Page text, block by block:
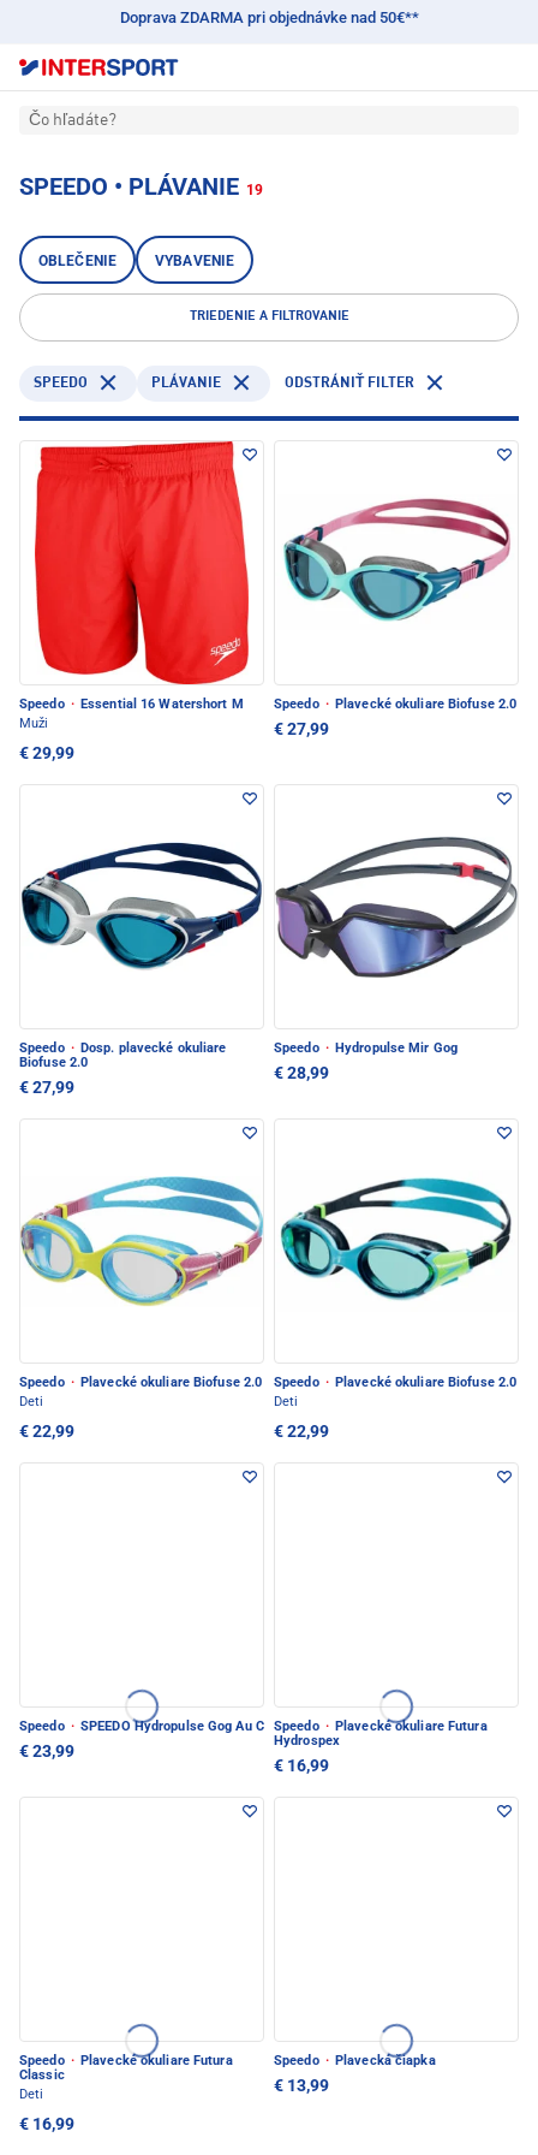
Doprava ZDARMA pri objednávke nad 50€**
Čo hľadáte?
SPEEDO • PLÁVANIE 19
OBLEČENIE VYBAVENIE
TRIEDENIE A FILTROVANIE
SPEEDO PLÁVANIE ODSTRÁNIŤ FILTER
Speedo · Essential 16 Watershort M
Muži
€ 29,99
Speedo · Plavecké okuliare Biofuse 2.0
€ 27,99
Speedo · Dosp. plavecké okuliare
Biofuse 2.0
€ 27,99
Speedo · Hydropulse Mir Gog
€ 28,99
Speedo · Plavecké okuliare Biofuse 2.0
Deti
€ 22,99
Speedo · Plavecké okuliare Biofuse 2.0
Deti
€ 22,99
Speedo · SPEEDO Hydropulse Gog Au C
€ 23,99
Speedo · Plavecké okuliare Futura
Hydrospex
€ 16,99
Speedo · Plavecké okuliare Futura
Classic
Deti
€ 16,99
Speedo · Plavecká čiapka
€ 13,99